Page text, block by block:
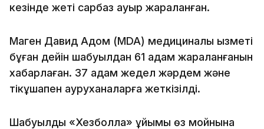
кезінде жеті сарбаз ауыр жараланған.
Маген Давид Адом (MDA) медициналық қызметі
бұған дейін шабуылдан 61 адам жараланғанын
хабарлаған. 37 адам жедел жәрдем және
тікұшақпен ауруханаларға жеткізілді.
Шабуылды «Хезболла» ұйымы өз мойнына